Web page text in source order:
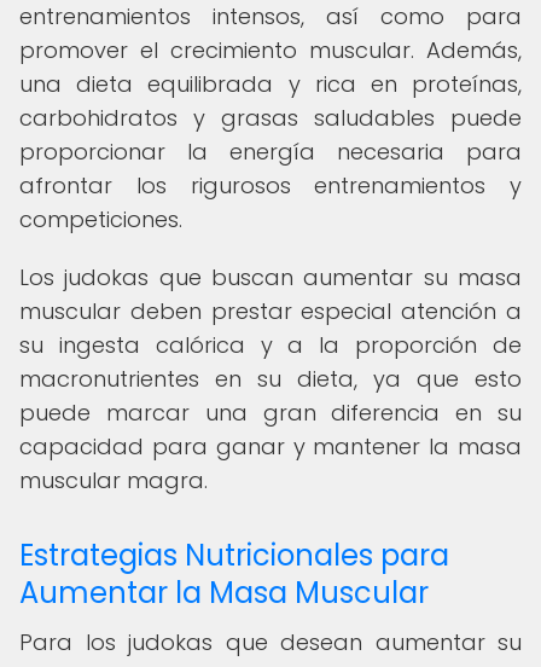
entrenamientos intensos, así como para
promover el crecimiento muscular. Además,
una dieta equilibrada y rica en proteínas,
carbohidratos y grasas saludables puede
proporcionar la energía necesaria para
afrontar los rigurosos entrenamientos y
competiciones.
Los judokas que buscan aumentar su masa
muscular deben prestar especial atención a
su ingesta calórica y a la proporción de
macronutrientes en su dieta, ya que esto
puede marcar una gran diferencia en su
capacidad para ganar y mantener la masa
muscular magra.
Estrategias Nutricionales para
Aumentar la Masa Muscular
Para los judokas que desean aumentar su